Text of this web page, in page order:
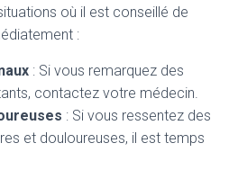
où il est conseillé de
:
: Si vous remarquez des
contactez votre médecin.
: Si vous ressentez des
et douloureuses, il est temps